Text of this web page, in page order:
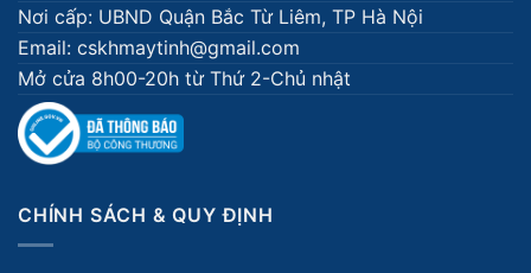
Nơi cấp: UBND Quận Bắc Từ Liêm, TP Hà Nội
Email: cskhmaytinh@gmail.com
Mở cửa 8h00-20h từ Thứ 2-Chủ nhật
CHÍNH SÁCH & QUY ĐỊNH